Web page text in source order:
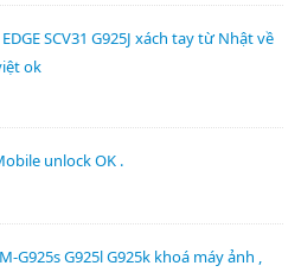
SCV31 G925J xách tay từ Nhật về
ok
unlock OK .
G925s G925l G925k khoá máy ảnh ,